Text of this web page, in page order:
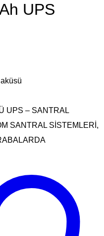
UPS
UPS – SANTRAL
SANTRAL SİSTEMLERİ,